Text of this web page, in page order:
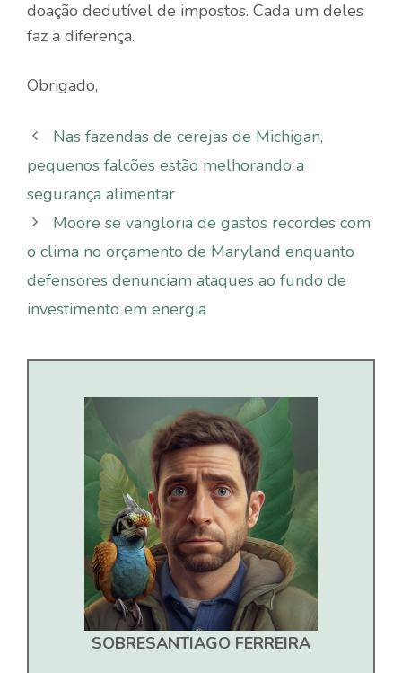
doação dedutível de impostos. Cada um deles
faz a diferença.
Obrigado,
Nas fazendas de cerejas de Michigan,
pequenos falcões estão melhorando a
segurança alimentar
Moore se vangloria de gastos recordes com
o clima no orçamento de Maryland enquanto
defensores denunciam ataques ao fundo de
investimento em energia
SOBRESANTIAGO FERREIRA